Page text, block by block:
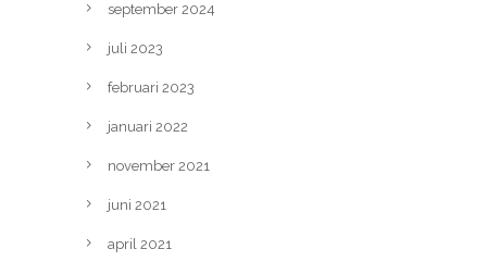
september 2024
juli 2023
februari 2023
januari 2022
november 2021
juni 2021
april 2021